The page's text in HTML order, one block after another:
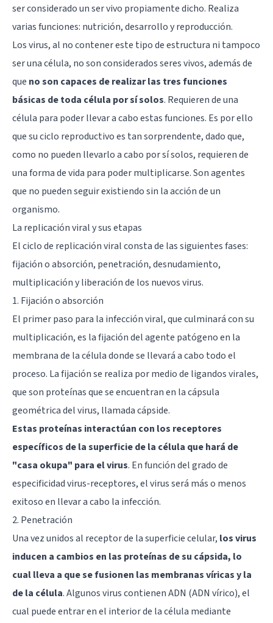
ser considerado un ser vivo propiamente dicho. Realiza
varias funciones: nutrición, desarrollo y reproducción.
Los virus, al no contener este tipo de estructura ni tampoco
ser una célula, no son considerados seres vivos, además de
que no son capaces de realizar las tres funciones
básicas de toda célula por sí solos. Requieren de una
célula para poder llevar a cabo estas funciones. Es por ello
que su ciclo reproductivo es tan sorprendente, dado que,
como no pueden llevarlo a cabo por sí solos, requieren de
una forma de vida para poder multiplicarse. Son agentes
que no pueden seguir existiendo sin la acción de un
organismo.
La replicación viral y sus etapas
El ciclo de replicación viral consta de las siguientes fases:
fijación o absorción, penetración, desnudamiento,
multiplicación y liberación de los nuevos virus.
1. Fijación o absorción
El primer paso para la infección viral, que culminará con su
multiplicación, es la fijación del agente patógeno en la
membrana de la célula donde se llevará a cabo todo el
proceso. La fijación se realiza por medio de ligandos virales,
que son proteínas que se encuentran en la cápsula
geométrica del virus, llamada cápside.
Estas proteínas interactúan con los receptores
específicos de la superficie de la célula que hará de
"casa okupa" para el virus. En función del grado de
especificidad virus-receptores, el virus será más o menos
exitoso en llevar a cabo la infección.
2. Penetración
Una vez unidos al receptor de la superficie celular, los virus
inducen a cambios en las proteínas de su cápsida, lo
cual lleva a que se fusionen las membranas víricas y la
de la célula. Algunos virus contienen ADN (ADN vírico), el
cual puede entrar en el interior de la célula mediante